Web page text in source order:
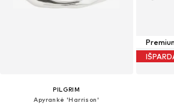
PILGRIM
Apyrankė 'Harrison'